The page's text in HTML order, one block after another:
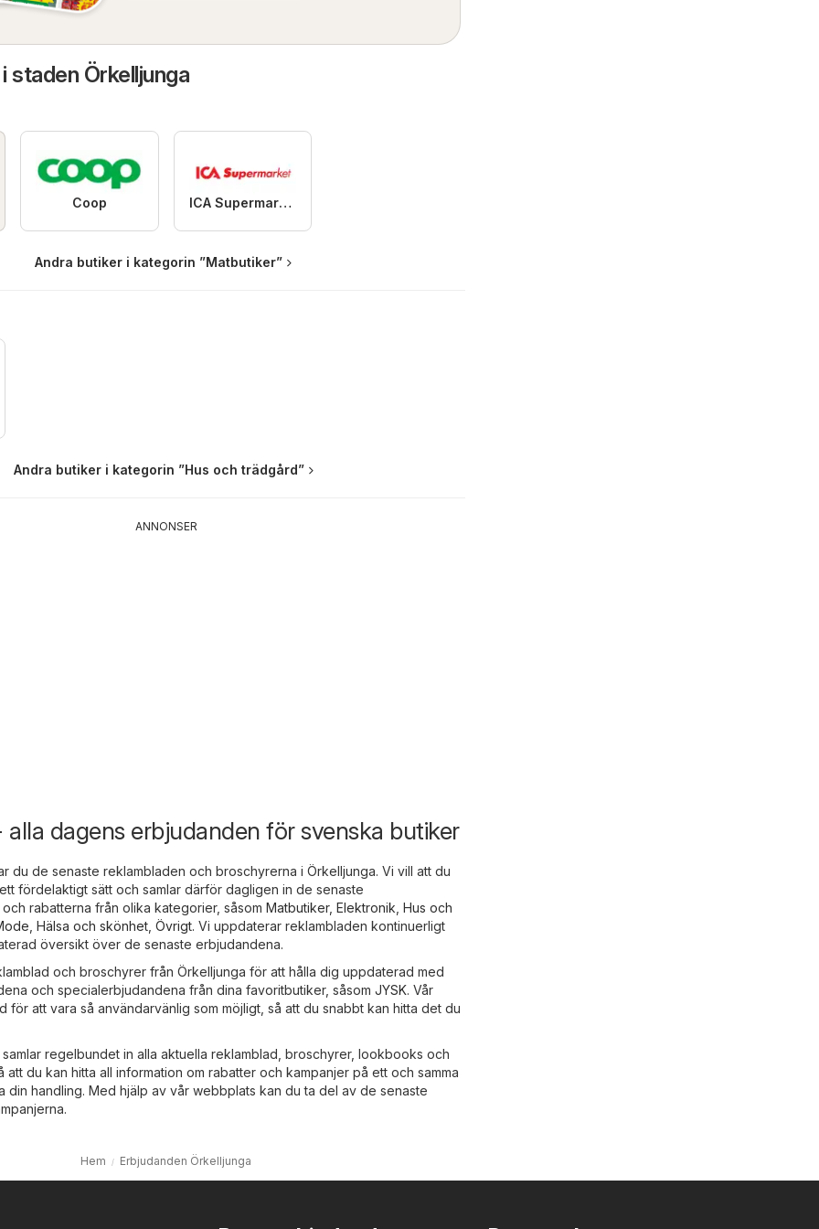
staden Örkelljunga
Coop ICA Supermarket
Andra butiker i kategorin ”Matbutiker”
Andra butiker i kategorin ”Hus och trädgård”
ANNONSER
dagens erbjudanden för svenska butiker
du de senaste reklambladen och broschyrerna i Örkelljunga. Vi vill att du
fördelaktigt sätt och samlar därför dagligen in de senaste
rabatterna från olika kategorier, såsom Matbutiker, Elektronik Hus och
Hälsa och skönhet Övrigt. Vi uppdaterar reklambladen kontinuerligt
översikt över de senaste erbjudandena.
och broschyrer från Örkelljunga för att hålla dig uppdaterad med
och specialerbjudandena från dina favoritbutiker, såsom JYSK. Vår
för att vara så användarvänlig som möjligt, så att du snabbt kan hitta det du
regelbundet in alla aktuella reklamblad, broschyrer, lookbooks och
du kan hitta all information om rabatter och kampanjer på ett och samma
din handling. Med hjälp av vår webbplats kan du ta del av de senaste
Hem Erbjudanden Örkelljunga